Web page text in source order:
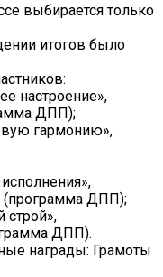
выбирается только
итогов было
настроение»,
ДПП);
гармонию»,
(программа ДПП);
строй»,
ДПП).
награды: Грамоты